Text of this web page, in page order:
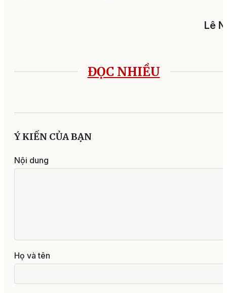
Lê
ĐỌC NHIỀU
Ý KIẾN CỦA BẠN
Nội dung
Họ và tên